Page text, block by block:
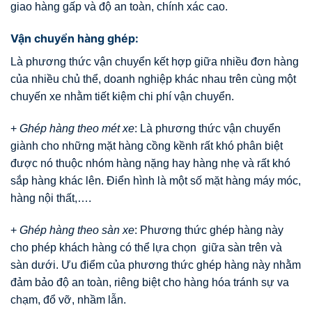
giao hàng gấp và độ an toàn, chính xác cao.
Vận chuyển hàng ghép:
Là phương thức vận chuyển kết hợp giữa nhiều đơn hàng
của nhiều chủ thể, doanh nghiệp khác nhau trên cùng một
chuyến xe nhằm tiết kiệm chi phí vận chuyển.
+ Ghép hàng theo mét xe: Là phương thức vận chuyển
giành cho những mặt hàng cồng kềnh rất khó phân biệt
được nó thuộc nhóm hàng nặng hay hàng nhẹ và rất khó
sắp hàng khác lên. Điển hình là một số mặt hàng máy móc,
hàng nội thất,….
+ Ghép hàng theo sàn xe: Phương thức ghép hàng này
cho phép khách hàng có thể lựa chọn giữa sàn trên và
sàn dưới. Ưu điểm của phương thức ghép hàng này nhằm
đảm bảo độ an toàn, riêng biệt cho hàng hóa tránh sự va
chạm, đổ vỡ, nhầm lẫn.